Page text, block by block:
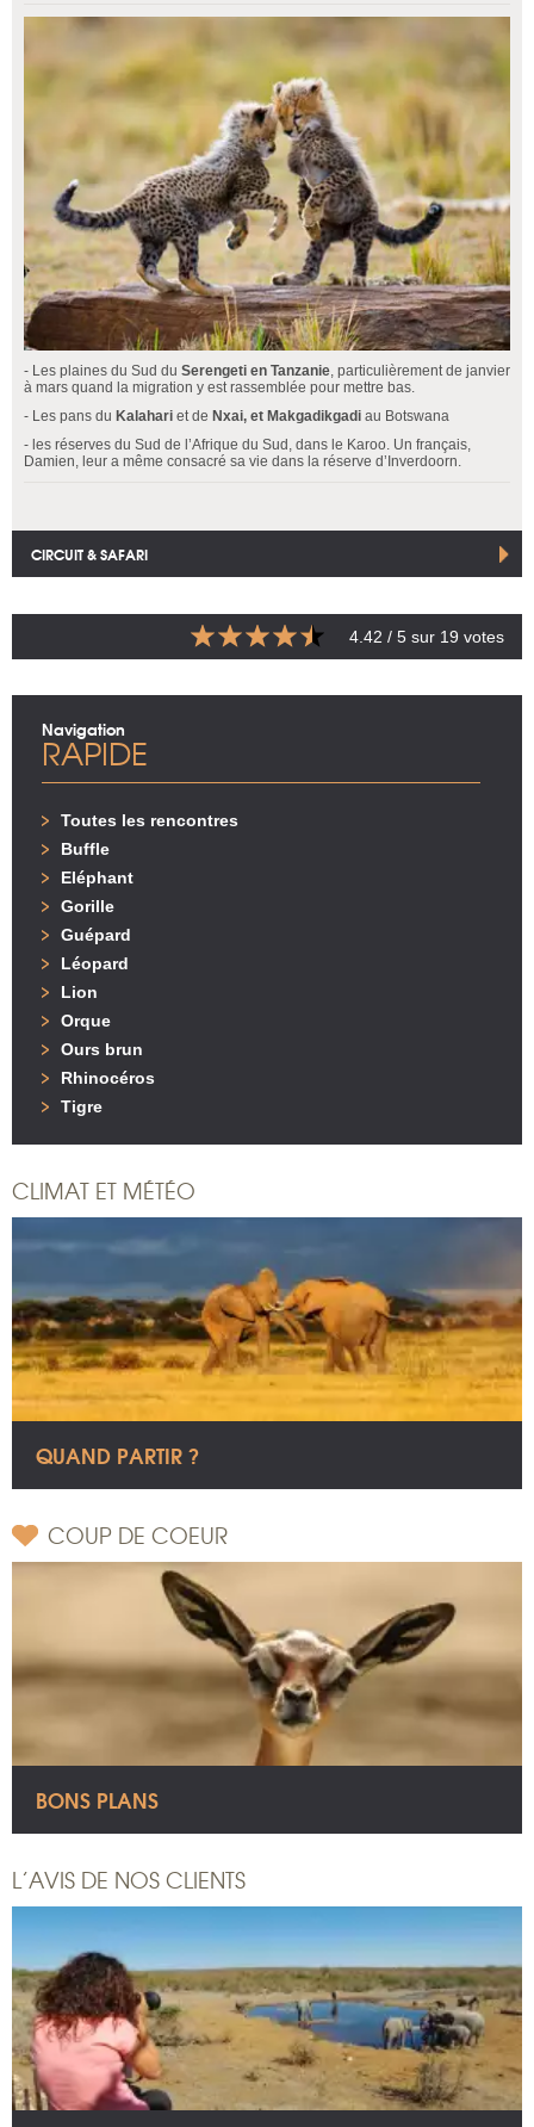
- Les plaines du Sud du Serengeti en Tanzanie , particulièrement de janvier
à mars quand la migration y est rassemblée pour mettre bas.
- Les pans du Kalahari et de Nxai, et Makgadikgadi au Botswana
- les réserves du Sud de l’Afrique du Sud, dans le Karoo. Un français,
Damien, leur a même consacré sa vie dans la réserve d’Inverdoorn.
CIRCUIT & SAFARI
4.42 / 5 sur 19 votes
Navigation
RAPIDE
Toutes les rencontres
Buffle
Eléphant
Gorille
Guépard
Léopard
Lion
Orque
Ours brun
Rhinocéros
Tigre
CLIMAT ET MÉTÉO
QUAND PARTIR ?
COUP DE COEUR
BONS PLANS
L’AVIS DE NOS CLIENTS